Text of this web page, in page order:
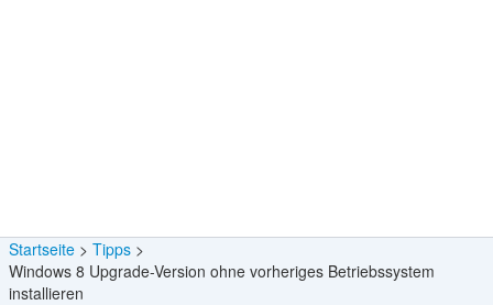
Startseite
Tipps
Windows 8 Upgrade-Version ohne vorheriges Betriebssystem
installieren